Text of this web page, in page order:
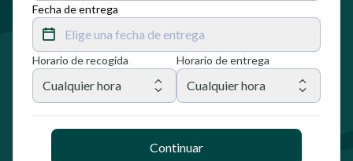
Fecha de entrega
Elige una fecha de entrega
Horario de recogida
Cualquier hora
Horario de entrega
Cualquier hora
Continuar